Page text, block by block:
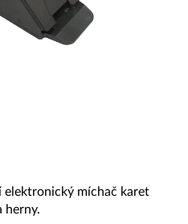
elektronický míchač karet
herny.